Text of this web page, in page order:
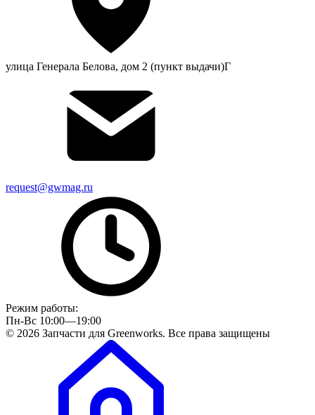
улица Генерала Белова, дом 2 (пункт выдачи)Г
request@gwmag.ru
Режим работы:
Пн-Вс 10:00—19:00
© 2026 Запчасти для Greenworks. Все права защищены